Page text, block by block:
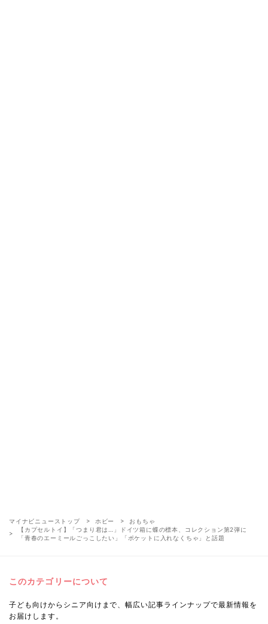
マイナビニューストップ ホビー
おもちゃ
【カプセルトイ】「つまり君は…」ドイツ箱に蝶の標本、コレクション第2弾に
「青春のエーミールごっこしたい」「ポケットに入れなくちゃ」と話題
このカテゴリーについて
子ども向けからシニア向けまで、幅広い記事ラインナップで最新情報を
お届けします。